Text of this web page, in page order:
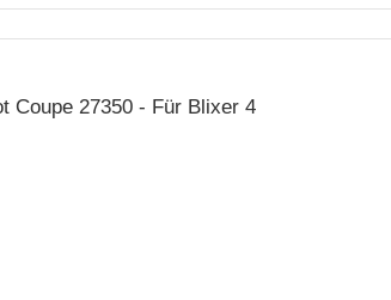
Coupe 27350 - Für Blixer 4